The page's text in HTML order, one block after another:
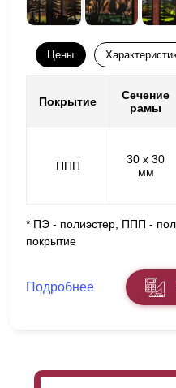
Цены
Покрытие
Сечение
рамы
ППП
30 х 30
мм
* ПЭ - полиэстер, ППП -
покрытие
Подробнее